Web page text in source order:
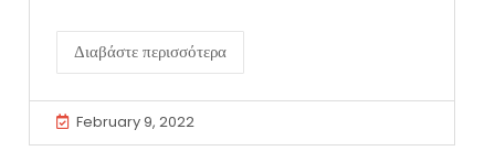
Διαβάστε περισσότερα
February 9, 2022